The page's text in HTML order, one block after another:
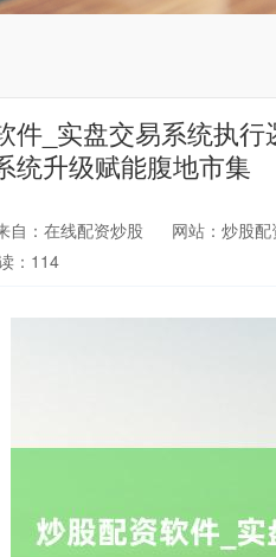
件_实盘交易系统执
统升级赋能腹地市集
自：在线配资炒股 网站：炒股
：114